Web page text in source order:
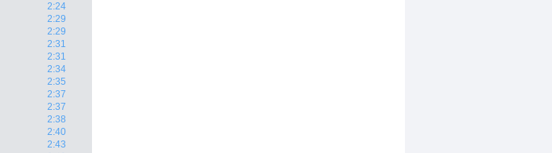
2:24
2:29
2:29
2:31
2:31
2:34
2:35
2:37
2:37
2:38
2:40
2:43